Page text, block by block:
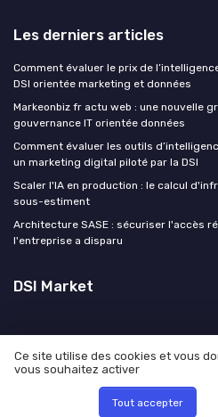
Les derniers articles
Comment évaluer le prix de
DSI orientée marketing et données
Markeonbiz fr actu web : une nouvelle
gouvernance IT orientée données
Comment évaluer les outils
un marketing digital piloté par la DSI
Scaler l'IA en production : le calcul
sous-estiment
Architecture SASE : sécuriser l'accès
l'entreprise a disparu
DSI Market
Mentions légales
© DSI
Ce site utilise des cookies et vous
vous souhaitez activer
Tout accepter